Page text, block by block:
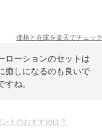
価格と在庫を楽天でチェック
ローションのセットは
癒しになるのも良いで
ね。
トのおすすめは？